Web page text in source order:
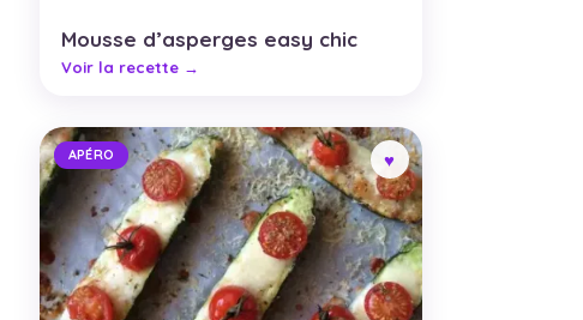
Mousse d’asperges easy chic
APÉRO